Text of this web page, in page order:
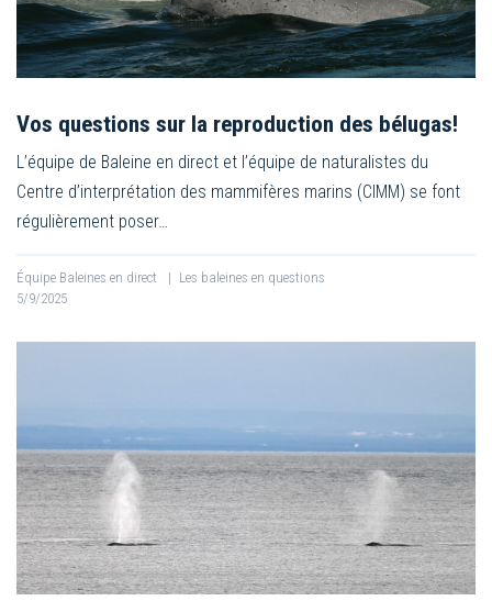
Vos questions sur la reproduction des bélugas!
L’équipe de Baleine en direct et l’équipe de naturalistes du
Centre d’interprétation des mammifères marins (CIMM) se font
régulièrement poser…
Équipe Baleines en direct | Les baleines en questions
5/9/2025